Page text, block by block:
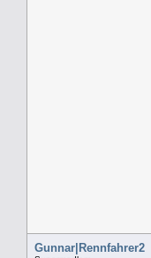
Gunnar|Rennfahrer2